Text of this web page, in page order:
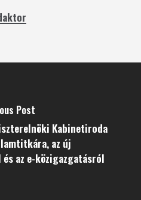
Post
Kabinetiroda
az új
az e-közigazgatásról